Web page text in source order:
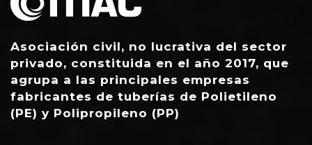
Asociación civil, no lucrativa del sector
privado, constituida en el año 2017, que
agrupa a las principales empresas
fabricantes de tuberías de Polietileno
(PE) y Polipropileno (PP)